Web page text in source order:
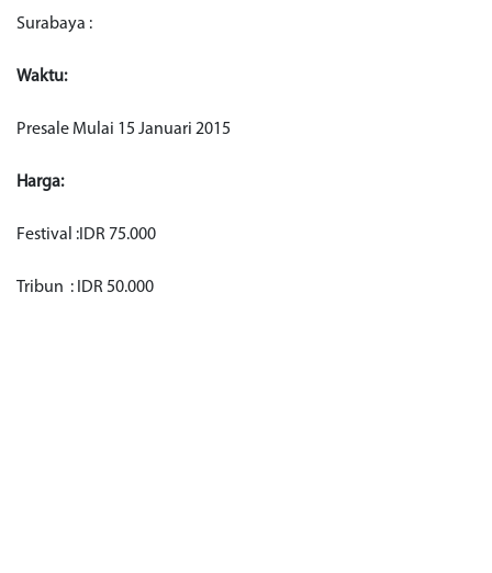
Surabaya :
Waktu:
Presale Mulai 15 Januari 2015
Harga:
Festival :IDR 75.000
Tribun : IDR 50.000